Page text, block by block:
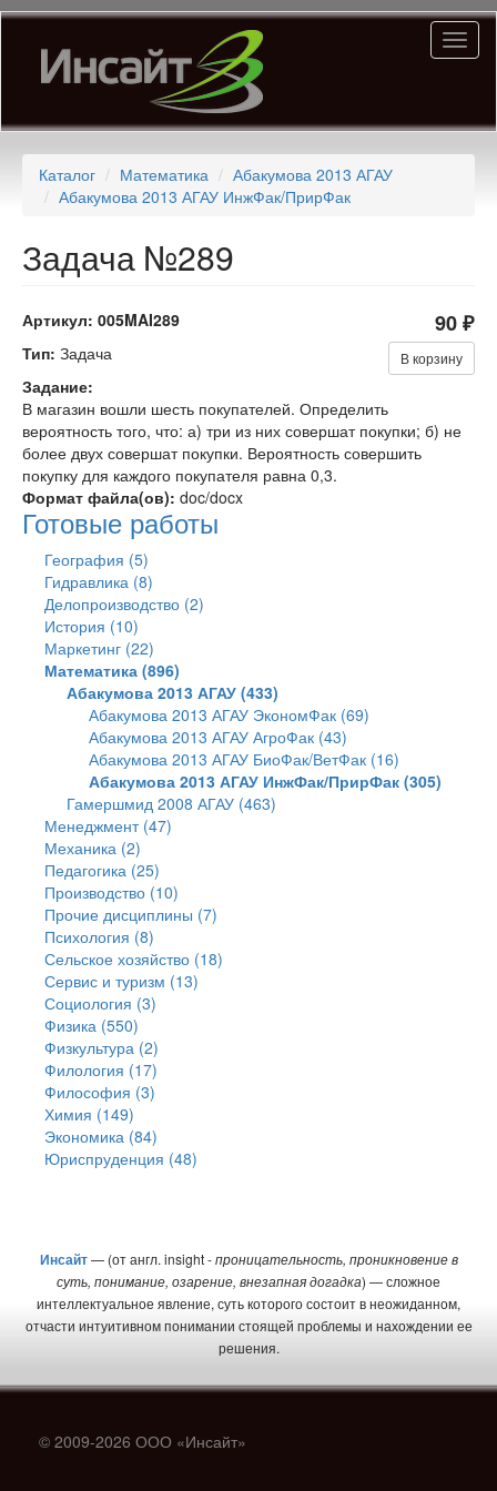
Перейти
основному
содержанию
Каталог Математика
Абакумова 2013 АГАУ
Абакумова 2013 АГАУ ИнжФак/ПрирФак
Задача №289
Артикул: 005MAI289 90 ₽
В корзину
Тип: Задача
Задание:
В магазин вошли шесть покупателей. Определить
вероятность того, что: а) три из них совершат покупки; б) не
более двух совершат покупки. Вероятность совершить
покупку для каждого покупателя равна 0,3.
Формат файла(ов): doc/docx
Готовые работы
География (5)
Гидравлика (8)
Делопроизводство (2)
История (10)
Маркетинг (22)
Математика (896)
Абакумова 2013 АГАУ (433)
Абакумова 2013 АГАУ ЭкономФак (69)
Абакумова 2013 АГАУ АгроФак (43)
Абакумова 2013 АГАУ БиоФак/ВетФак (16)
Абакумова 2013 АГАУ ИнжФак/ПрирФак (305)
Гамершмид 2008 АГАУ (463)
Менеджмент (47)
Механика (2)
Педагогика (25)
Производство (10)
Прочие дисциплины (7)
Психология (8)
Сельское хозяйство (18)
Сервис и туризм (13)
Социология (3)
Физика (550)
Физкультура (2)
Филология (17)
Философия (3)
Химия (149)
Экономика (84)
Юриспруденция (48)
Инсайт — (от англ. insight -проницательность, проникновение в
суть, понимание, озарение, внезапная догадка) — сложное
интеллектуальное явление, суть которого состоит в неожиданном,
отчасти интуитивном понимании стоящей проблемы и нахождении ее
решения.
© 2009-2026 ООО «Инсайт»